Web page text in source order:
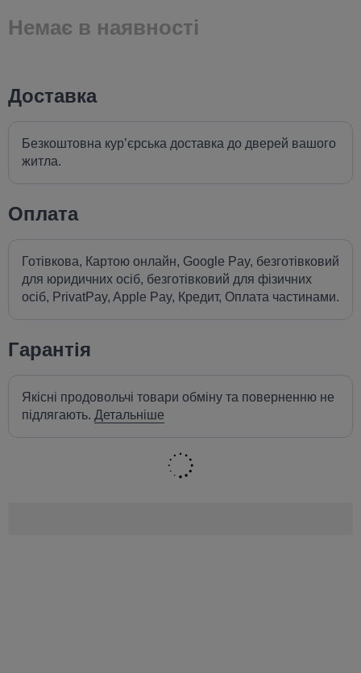
Немає в наявності
Доставка
Безкоштовна кур’єрська доставка до дверей вашого
житла.
Оплата
Готівкова, Картою онлайн, Google Pay, безготівковий
для юридичних осіб, безготівковий для фізичних
осіб, PrivatPay, Apple Pay, Кредит, Оплата частинами.
Гарантія
Якісні продовольчі товари обміну та поверненню не
підлягають. Детальніше